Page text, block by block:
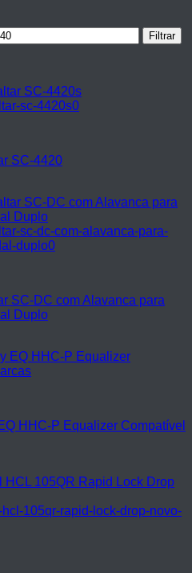
Filtrar
SC-4420
SC-DC com Alavanca para
Duplo
HHC-P Equalizer Compatível